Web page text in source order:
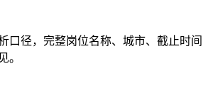
口径，完整岗位名称、城市、截止时间
。